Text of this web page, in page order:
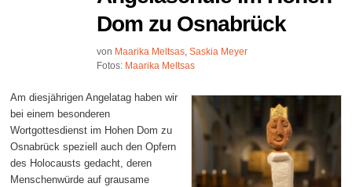
Dom zu Osnabrück
von Maarika Meltsas,Saskia Meyer
Fotos: Maarika Meltsas
Am diesjährigen Angelatag haben wir
bei einem besonderen
Wortgottesdienst im Hohen Dom zu
Osnabrück speziell auch den Opfern
des Holocausts gedacht, deren
Menschenwürde auf grausame